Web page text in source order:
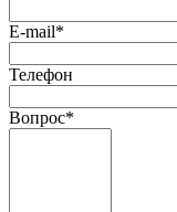
E-mail*
Телефон
Вопрос*